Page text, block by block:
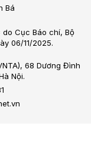
Bá
do Cục Báo chí, Bộ
06/11/2025.
68 Dương Đình
Nội.